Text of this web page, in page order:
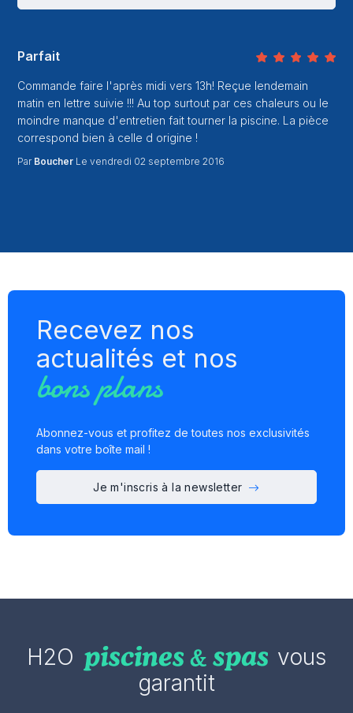
Parfait
Commande faire l'après midi vers 13h! Reçue lendemain
matin en lettre suivie !!! Au top surtout par ces chaleurs ou le
moindre manque d'entretien fait tourner la piscine. La pièce
correspond bien à celle d origine !
Par Boucher Le vendredi 02 septembre 2016
Recevez nos
actualités et nos
bons plans
Abonnez-vous et profitez de toutes nos exclusivités
dans votre boîte mail !
Je m'inscris à la newsletter
H2O
vous
garantit